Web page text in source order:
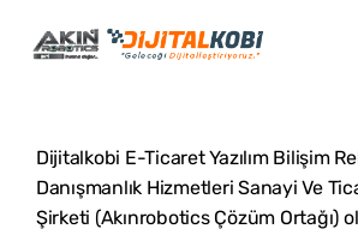
Dijitalkobi E-Ticaret Yazılım Bilişim
Danışmanlık Hizmetleri Sanayi Ve
Şirketi (Akınrobotics Çözüm Ortağı)